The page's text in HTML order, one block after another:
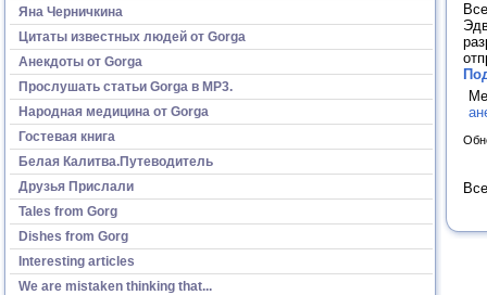
Яна Черничкина
Цитаты известных людей от Gorga
Анекдоты от Gorga
Прослушать статьи Gorga в МР3.
Народная медицина от Gorga
Гостевая книга
Белая Калитва.Путеводитель
Друзья Прислали
Tales from Gorg
Dishes from Gorg
Interesting articles
We are mistaken thinking that...